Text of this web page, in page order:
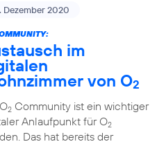
Dezember 2020
im
von O2
2Community ist ein wichtiger
Anlaufpunkt für O2
Das hat bereits der